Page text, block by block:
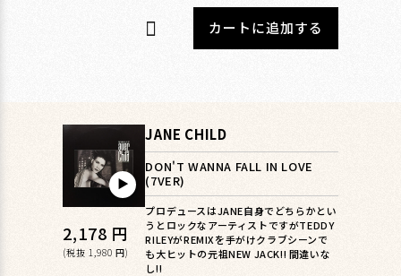
カートに追加する
▶︎
通
常
2,178 円
(税抜 1,980 円)
JANE CHILD
DON'T WANNA FALL IN LOVE
(7VER)
プロデュースはJANE自身でどちらかとい
うとロックなアーティストですがTEDDY
RILEYがREMIXを手がけクラブシーンで
も大ヒットの元祖NEW JACK!! 間違いな
し!!